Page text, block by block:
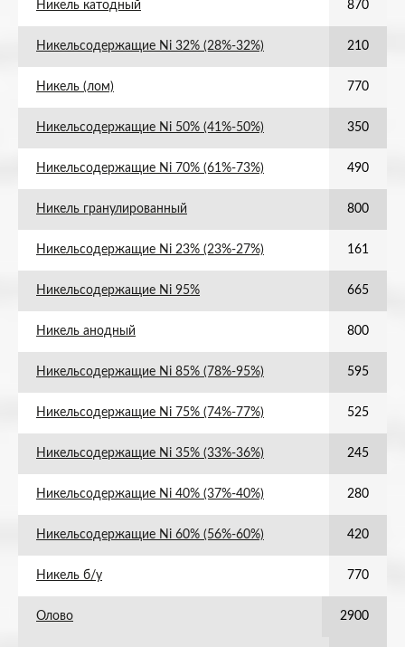
Никель катодный 870
Никельсодержащие Ni 32% (28%-32%) 210
Никель (лом) 770
Никельсодержащие Ni 50% (41%-50%) 350
Никельсодержащие Ni 70% (61%-73%) 490
Никель гранулированный 800
Никельсодержащие Ni 23% (23%-27%) 161
Никельсодержащие Ni 95% 665
Никель анодный 800
Никельсодержащие Ni 85% (78%-95%) 595
Никельсодержащие Ni 75% (74%-77%) 525
Никельсодержащие Ni 35% (33%-36%) 245
Никельсодержащие Ni 40% (37%-40%) 280
Никельсодержащие Ni 60% (56%-60%) 420
Никель б/у 770
Олово 2900